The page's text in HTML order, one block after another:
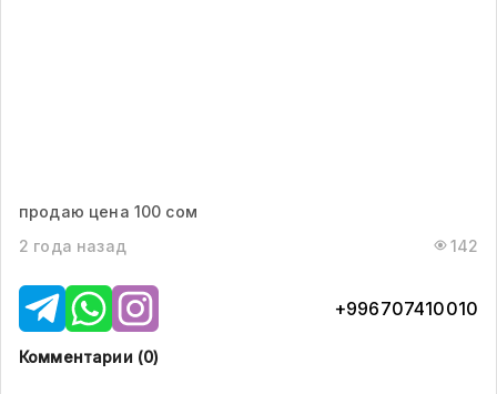
продаю цена 100 сом
2 года назад
142
+996707410010
Комментарии (0)